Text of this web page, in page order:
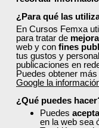
¿Para qué las
En Cursos Femxa
para tratar de
web y con fines
tus gustos y
publicaciones en
Puedes obtener
Google la
¿Qué puedes
Puedes
en la web sea
Newsletter
Si, quiero recibir
exclusivas y
Términos y
He leído y acepto
Registrarse